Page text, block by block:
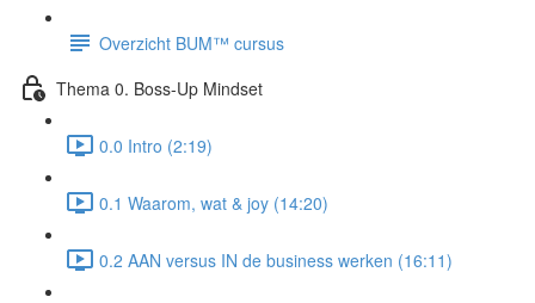
Overzicht BUM™ cursus
Thema 0. Boss-Up Mindset
0.0 Intro (2:19)
0.1 Waarom, wat & joy (14:20)
0.2 AAN versus IN de business werken (16:11)